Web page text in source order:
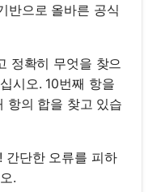
반으로 올바른 공식
정확히 무엇을 찾으
시오. 10번째 항을
항의 합을 찾고 있습
간단한 오류를 피하
.